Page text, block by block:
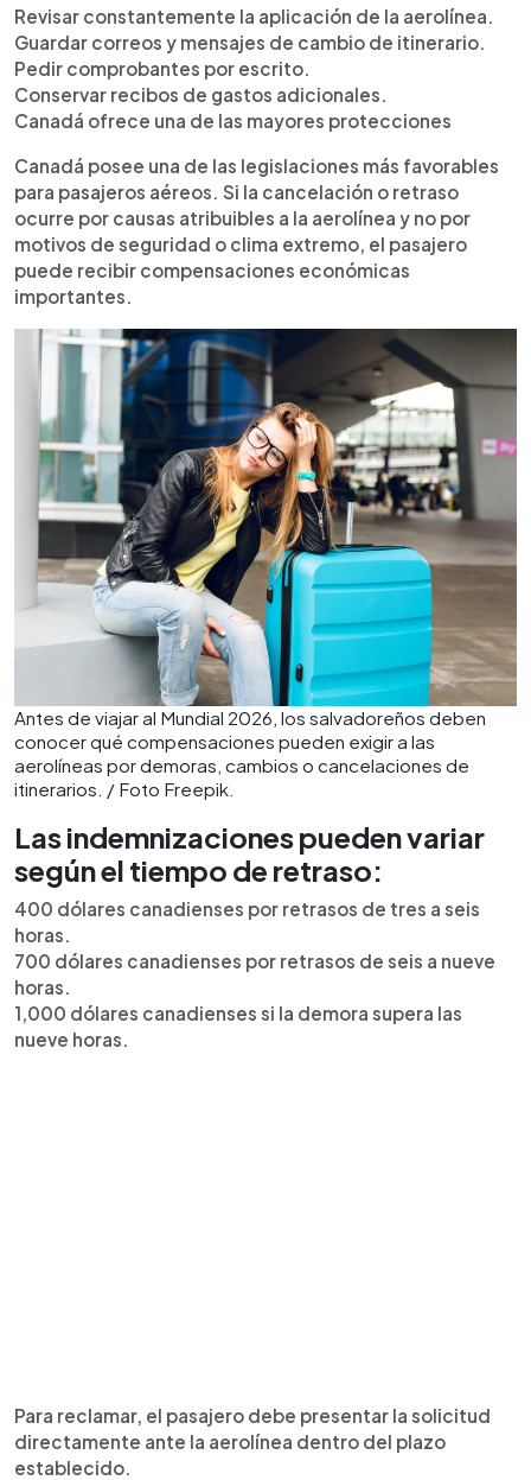
Revisar constantemente la aplicación de la aerolínea.
Guardar correos y mensajes de cambio de itinerario.
Pedir comprobantes por escrito.
Conservar recibos de gastos adicionales.
Canadá ofrece una de las mayores protecciones
Canadá posee una de las legislaciones más favorables
para pasajeros aéreos. Si la cancelación o retraso
ocurre por causas atribuibles a la aerolínea y no por
motivos de seguridad o clima extremo, el pasajero
puede recibir compensaciones económicas
importantes.
Antes de viajar al Mundial 2026, los salvadoreños deben
conocer qué compensaciones pueden exigir a las
aerolíneas por demoras, cambios o cancelaciones de
itinerarios. / Foto Freepik.
Las indemnizaciones pueden variar
según el tiempo de retraso:
400 dólares canadienses por retrasos de tres a seis
horas.
700 dólares canadienses por retrasos de seis a nueve
horas.
1,000 dólares canadienses si la demora supera las
nueve horas.
Para reclamar, el pasajero debe presentar la solicitud
directamente ante la aerolínea dentro del plazo
establecido.